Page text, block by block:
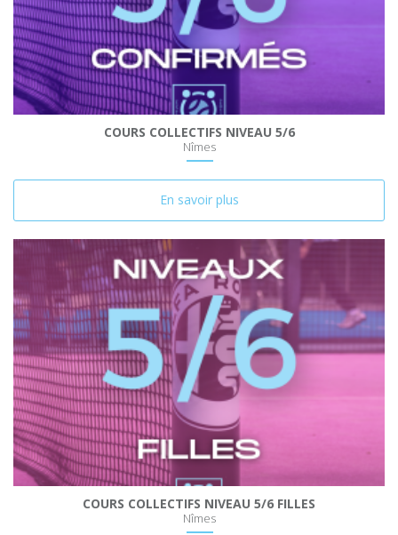
COURS COLLECTIFS NIVEAU 5/6
Nîmes
En savoir plus
COURS COLLECTIFS NIVEAU 5/6 FILLES
Nîmes